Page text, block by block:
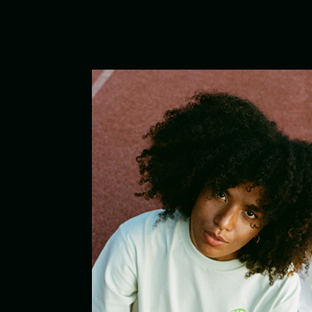
TOM HEMP'S
Über uns
Signature Stores
Händlersuche
Bike Delivery Berlin
My
Franchise
Job
BIKE
DELIVERY
STORE
PICK-UP